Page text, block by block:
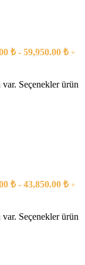
₺ - 59,950.00 ₺ +
Seçenekler ürün
₺ - 43,850.00 ₺ +
Seçenekler ürün